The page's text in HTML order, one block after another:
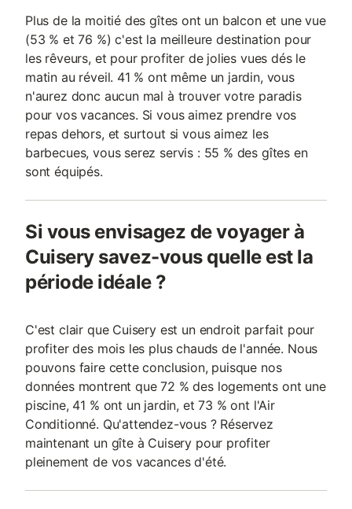
Plus de la moitié des gîtes ont un balcon et une vue
(53 % et 76 %) c'est la meilleure destination pour
les rêveurs, et pour profiter de jolies vues dés le
matin au réveil. 41 % ont même un jardin, vous
n'aurez donc aucun mal à trouver votre paradis
pour vos vacances. Si vous aimez prendre vos
repas dehors, et surtout si vous aimez les
barbecues, vous serez servis : 55 % des gîtes en
sont équipés.
Si vous envisagez de voyager à
Cuisery savez-vous quelle est la
période idéale ?
C'est clair que Cuisery est un endroit parfait pour
profiter des mois les plus chauds de l'année. Nous
pouvons faire cette conclusion, puisque nos
données montrent que 72 % des logements ont une
piscine, 41 % ont un jardin, et 73 % ont l'Air
Conditionné. Qu'attendez-vous ? Réservez
maintenant un gîte à Cuisery pour profiter
pleinement de vos vacances d'été.